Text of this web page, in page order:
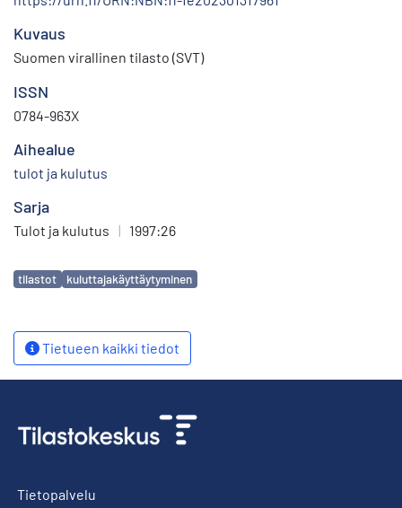
Kuvaus
Suomen virallinen tilasto (SVT)
ISSN
0784-963X
Aihealue
tulot ja kulutus
Sarja
Tulot ja kulutus | 1997:26
Avainsanat
tilastot kuluttajakäyttäytyminen
Tietueen kaikki tiedot
Tietopalvelu